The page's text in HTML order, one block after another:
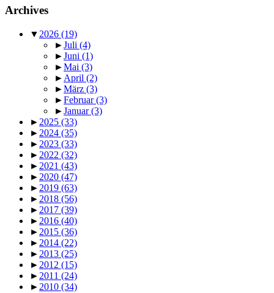
Archives
▼ 2026 (19)
►Juli (4)
►Juni (1)
►Mai (3)
► April (2)
►März (3)
►Februar(3)
►Januar(3)
► 2025 (33)
► 2024 (35)
► 2023 (33)
► 2022 (32)
► 2021 (43)
► 2020 (47)
► 2019 (63)
► 2018 (56)
► 2017 (39)
► 2016 (40)
► 2015 (36)
► 2014 (22)
► 2013 (25)
► 2012 (15)
► 2011 (24)
► 2010 (34)